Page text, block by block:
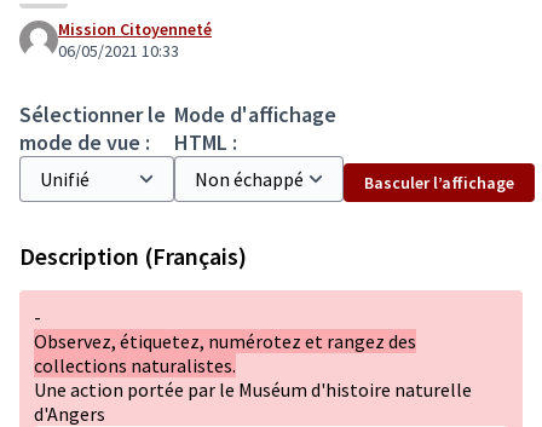
Mission Citoyenneté
06/05/2021 10:33
Sélectionner le
mode de vue :
Mode d'affichage
HTML :
Basculer l’affichage
Description (Français)
-
Observez, étiquetez, numérotez et rangez des
collections naturalistes.
Une action portée par le Muséum d'histoire naturelle
d'Angers